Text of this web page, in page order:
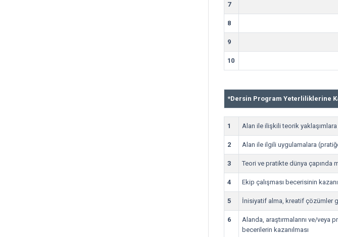
7
8
9
10
*Dersin Program Yeterliliklerine
1 Alan ile ilişkili teorik
2 Alan ile ilgili uygulamalara
3 Teori ve pratikte dünya çapında
4 Ekip çalışması becerisinin
5 İnisiyatif alma, kreatif çözümler
6
Alanda, araştırmalarını ve/
becerilerin kazanılması